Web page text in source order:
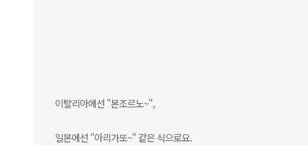
이탈리아에선 "본조르노~",
일본에선 "아리가또~" 같은 식으로요.